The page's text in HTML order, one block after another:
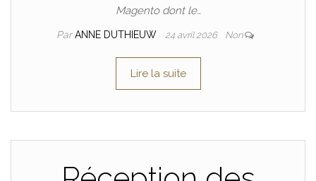
Magento dont le…
ParANNE DUTHIEUW 24 avril 2026 Non
Lire la suite